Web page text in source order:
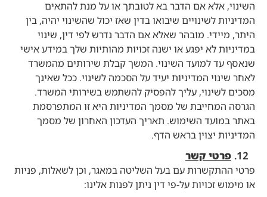
השינוי, אלא אם הדבר בא לטובתך או על מנת להתאים
המדיניות לשינויים שיבואו בדין שאז יכול שהשינוי יהיה, בין
היתר, מיידי. מובהר שאלא אם הדבר נדרש לפי דין, שינוי
במדיניות לא יפגע או ישנה זכויות מהותיות שלך במידע אישי
שנאסף עד למועד השינוי. המשך קבלת שירותים מהמשרד
לאחר שינוי המדיניות יעיד על הסכמה לשינוי. ככל שאינך
מסכים לשינוי, עליך להפסיק להשתמש בשירותי המשרד.
הגרסה המחייבת של מסמך המדיניות היא זו המתפרסמת
באתר במועד השימוש. תאריך העדכון האחרון של מסמך
המדיניות יצוין בראש הדף.
פרטי קשר
פרטי ההתקשרות עם בעל השליטה במאגר, וכן לשאלות, פניות
או מימוש זכויות על-פי דין ניתן לפנות אלינו: